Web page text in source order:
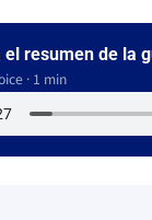
el resumen de la
· 1 min